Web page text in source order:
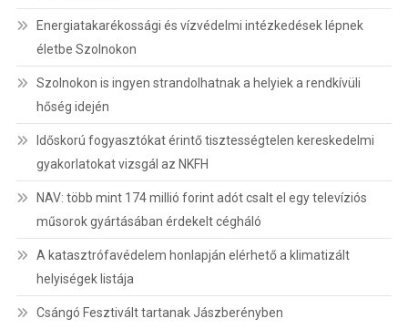
Energiatakarékossági és vízvédelmi intézkedések lépnek
életbe Szolnokon
Szolnokon is ingyen strandolhatnak a helyiek a rendkívüli
hőség idején
Időskorú fogyasztókat érintő tisztességtelen kereskedelmi
gyakorlatokat vizsgál az NKFH
NAV: több mint 174 millió forint adót csalt el egy televíziós
műsorok gyártásában érdekelt cégháló
A katasztrófavédelem honlapján elérhető a klimatizált
helyiségek listája
Csángó Fesztivált tartanak Jászberényben